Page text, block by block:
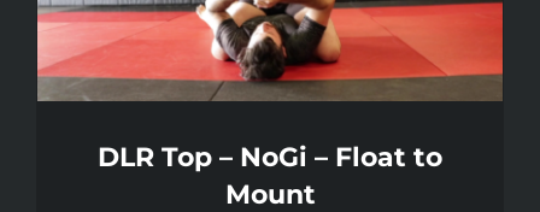
DLR Top – NoGi – Float to
Mount